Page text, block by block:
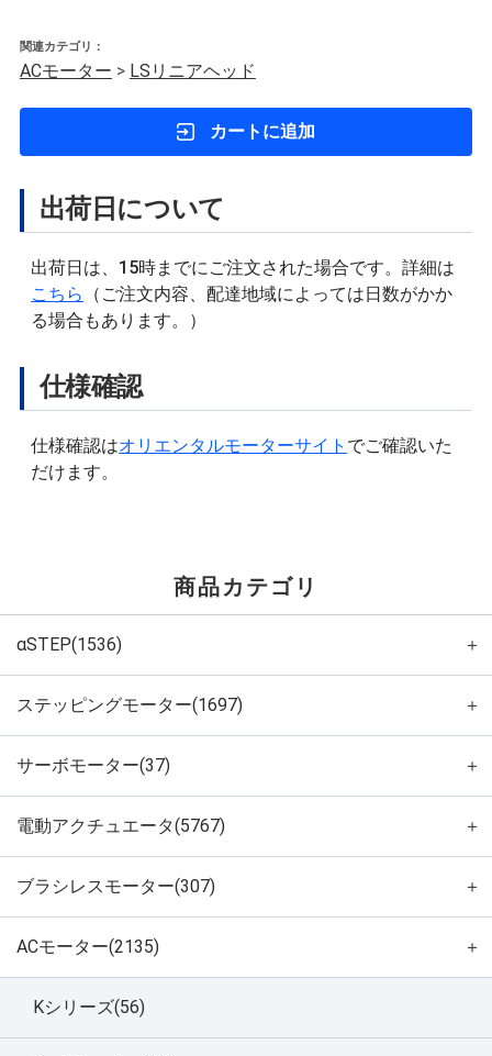
関連カテゴリ：
ACモーター > LSリニアヘッド
カートに追加
出荷日について
出荷日は、15時までにご注文された場合です。詳細は
こちら
（ご注文内容、配達地域によっては日数がかか
る場合もあります。）
仕様確認
仕様確認はオリエンタルモーターサイト でご確認いた
だけます。
商品カテゴリ
αSTEP(1536) ＋
ステッピングモーター(1697) ＋
サーボモーター(37) ＋
電動アクチュエータ(5767) ＋
ブラシレスモーター(307) ＋
ACモーター(2135) ＋
Kシリーズ(56)